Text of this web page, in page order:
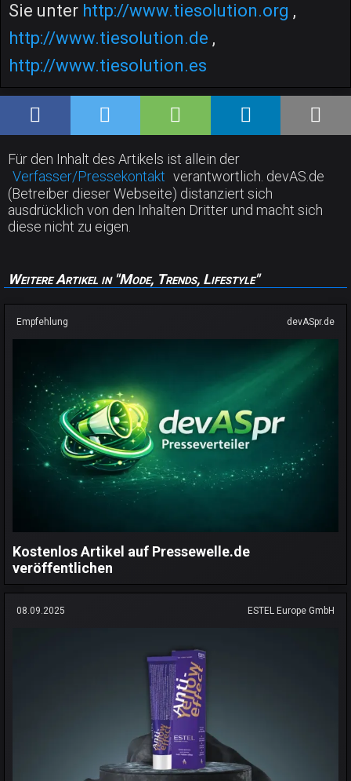
Sie unter http://www.tiesolution.org ,
http://www.tiesolution.de ,
http://www.tiesolution.es
Für den Inhalt des Artikels ist allein der
Verfasser/Pressekontakt verantwortlich. devAS.de
(Betreiber dieser Webseite) distanziert sich
ausdrücklich von den Inhalten Dritter und macht sich
diese nicht zu eigen.
Weitere Artikel in "Mode, Trends, Lifestyle"
Empfehlung devASpr.de
Kostenlos Artikel auf Pressewelle.de
veröffentlichen
08.09.2025 ESTEL Europe GmbH